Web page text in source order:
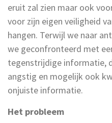
eruit zal zien maar ook
voor zijn eigen veiligheid
hangen. Terwijl we naar
we geconfronteerd met
tegenstrijdige informatie,
angstig en mogelijk ook
onjuiste informatie.
Het probleem